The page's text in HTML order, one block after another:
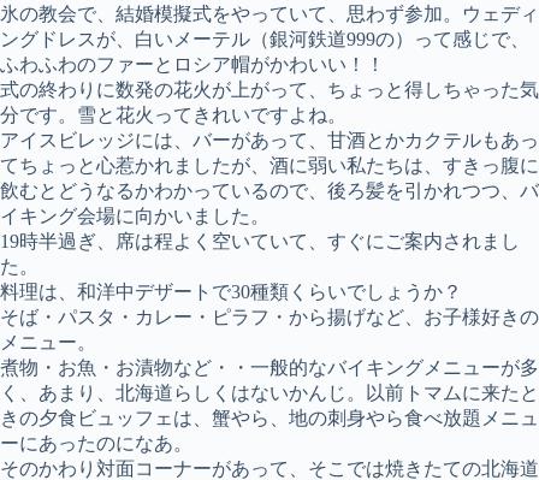
氷の教会で、結婚模擬式をやっていて、思わず参加。ウェディ
ングドレスが、白いメーテル（銀河鉄道999の）って感じで、
ふわふわのファーとロシア帽がかわいい！！
式の終わりに数発の花火が上がって、ちょっと得しちゃった気
分です。雪と花火ってきれいですよね。
アイスビレッジには、バーがあって、甘酒とかカクテルもあっ
てちょっと心惹かれましたが、酒に弱い私たちは、すきっ腹に
飲むとどうなるかわかっているので、後ろ髪を引かれつつ、バ
イキング会場に向かいました。
19時半過ぎ、席は程よく空いていて、すぐにご案内されまし
た。
料理は、和洋中デザートで30種類くらいでしょうか？
そば・パスタ・カレー・ピラフ・から揚げなど、お子様好きの
メニュー。
煮物・お魚・お漬物など・・一般的なバイキングメニューが多
く、あまり、北海道らしくはないかんじ。以前トマムに来たと
きの夕食ビュッフェは、蟹やら、地の刺身やら食べ放題メニュ
ーにあったのになあ。
そのかわり対面コーナーがあって、そこでは焼きたての北海道